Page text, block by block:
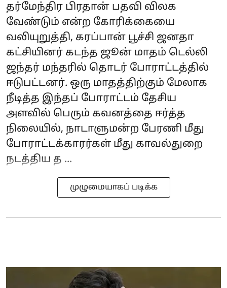
தர்மேந்திர பிரதான் பதவி விலக
வேண்டும் என்ற கோரிக்கையை
வலியுறுத்தி, கரப்பான் பூச்சி ஜனதா
கட்சியினர் கடந்த ஜூன் மாதம் டெல்லி
ஜந்தர் மந்தரில் தொடர் போராட்டத்தில்
ஈடுபட்டனர். ஒரு மாதத்திற்கும் மேலாக
நீடித்த இந்தப் போராட்டம் தேசிய
அளவில் பெரும் கவனத்தை ஈர்த்த
நிலையில், நாடாளுமன்ற பேரணி மீது
போராட்டக்காரர்கள் மீது காவல்துறை
நடத்திய த ...
முழுமையாகப் படிக்க